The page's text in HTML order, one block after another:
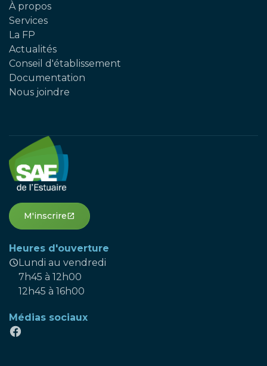
À propos
Services
La FP
Actualités
Conseil d'établissement
Documentation
Nous joindre
M'inscrireopen_in_new
Heures d'ouverture
scheduleLundi au vendredi
7h45 à 12h00
12h45 à 16h00
Médias sociaux